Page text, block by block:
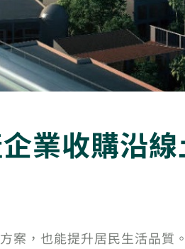
業收購沿
案，也能提升居民生活品質